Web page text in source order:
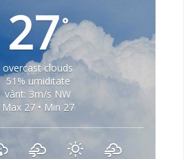
27°
overcast clouds
51% umiditate
vânt: 3m/s NW
Max 27 • Min 27